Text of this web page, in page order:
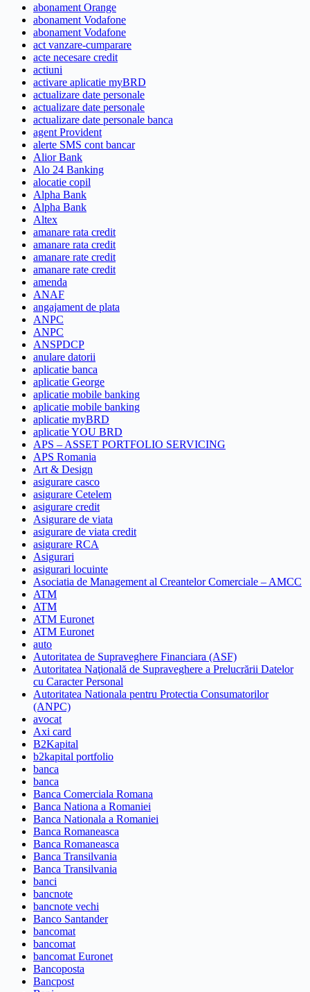
abonament Orange
abonament Vodafone
abonament Vodafone
act vanzare-cumparare
acte necesare credit
actiuni
activare aplicatie myBRD
actualizare date personale
actualizare date personale
actualizare date personale banca
agent Provident
alerte SMS cont bancar
Alior Bank
Alo 24 Banking
alocatie copil
Alpha Bank
Alpha Bank
Altex
amanare rata credit
amanare rata credit
amanare rate credit
amanare rate credit
amenda
ANAF
angajament de plata
ANPC
ANPC
ANSPDCP
anulare datorii
aplicatie banca
aplicatie George
aplicatie mobile banking
aplicatie mobile banking
aplicatie myBRD
aplicatie YOU BRD
APS – ASSET PORTFOLIO SERVICING
APS Romania
Art & Design
asigurare casco
asigurare Cetelem
asigurare credit
Asigurare de viata
asigurare de viata credit
asigurare RCA
Asigurari
asigurari locuinte
Asociatia de Management al Creantelor Comerciale – AMCC
ATM
ATM
ATM Euronet
ATM Euronet
auto
Autoritatea de Supraveghere Financiara (ASF)
Autoritatea Naţională de Supraveghere a Prelucrării Datelor
cu Caracter Personal
Autoritatea Nationala pentru Protectia Consumatorilor
(ANPC)
avocat
Axi card
B2Kapital
b2kapital portfolio
banca
banca
Banca Comerciala Romana
Banca Nationa a Romaniei
Banca Nationala a Romaniei
Banca Romaneasca
Banca Romaneasca
Banca Transilvania
Banca Transilvania
banci
bancnote
bancnote vechi
Banco Santander
bancomat
bancomat
bancomat Euronet
Bancoposta
Bancpost